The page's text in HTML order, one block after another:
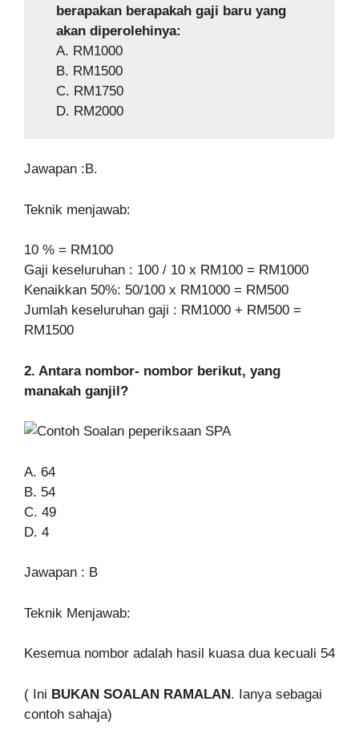
berapakan berapakah gaji baru yang
akan diperolehinya:
A. RM1000
B. RM1500
C. RM1750
D. RM2000
Jawapan :B.
Teknik menjawab:
10 % = RM100
Gaji keseluruhan : 100 / 10 x RM100 = RM1000
Kenaikkan 50%: 50/100 x RM1000 = RM500
Jumlah keseluruhan gaji : RM1000 + RM500 =
RM1500
2. Antara nombor- nombor berikut, yang
manakah ganjil?
A. 64
B. 54
C. 49
D. 4
Jawapan : B
Teknik Menjawab:
Kesemua nombor adalah hasil kuasa dua kecuali 54
( Ini BUKAN SOALAN RAMALAN. Ianya sebagai
contoh sahaja)